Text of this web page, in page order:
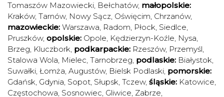
Tomaszów Mazowiecki, Bełchatów, małopolskie:
Kraków, Tarnów, Nowy Sącz, Oświęcim, Chrzanów,
mazowieckie: Warszawa, Radom, Płock, Siedlce,
Pruszków, opolskie: Opole, Kędzierzyn-Koźle, Nysa,
Brzeg, Kluczbork, podkarpackie: Rzeszów, Przemyśl,
Stalowa Wola, Mielec, Tarnobrzeg, podlaskie: Białystok,
Suwałki, Łomża, Augustów, Bielsk Podlaski, pomorskie:
Gdańsk, Gdynia, Sopot, Słupsk, Tczew, śląskie: Katowice,
Częstochowa, Sosnowiec, Gliwice, Zabrze,